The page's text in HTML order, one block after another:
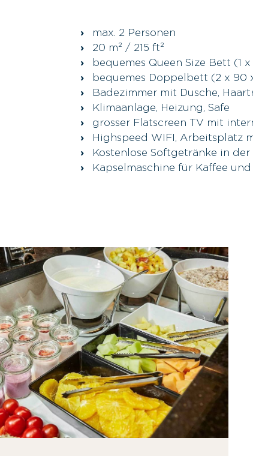
max. 2 Personen
20 m² / 215 ft²
bequemes Queen Size Bett (1
bequemes Doppelbett (2 x 90
Badezimmer mit Dusche,
Klimaanlage, Heizung, Safe
grosser Flatscreen TV mit
Highspeed WIFI, Arbeitsplatz
Kostenlose Softgetränke in
Kapselmaschine für Kaffee und